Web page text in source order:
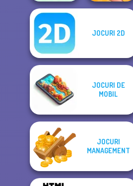
Casual
Crossword
Untangle Rings
JOCURI 2D
JOCURI DE
MOBIL
JOCURI
MANAGEMENT